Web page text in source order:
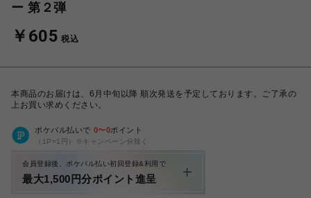
ー 第２弾
￥605 税込
本商品のお届けは、6月中旬以降 順次発送を予定しております。ご了承の
上お買い求めください。
ポケパル払いで 0〜0ポイント
（1P=1円）※キャンペーン分除く
会員登録後、ポケパル払い初回登録&利用で
最大1,500円分ポイント進呈